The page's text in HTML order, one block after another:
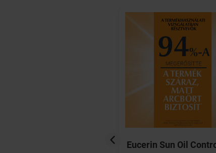
Eucerin Sun Oil